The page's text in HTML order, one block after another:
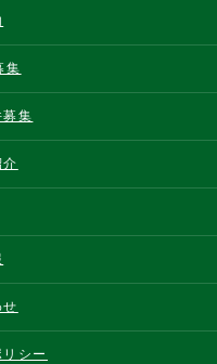
集
集
シー